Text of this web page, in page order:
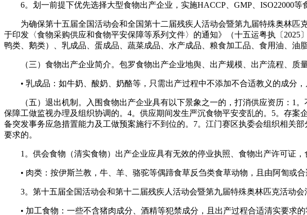
6。划一前提下优先选择大型食物出产企业，实施HACCP、GMP、ISO22000等
为确保第十五届全国活动会和全国第十二届残疾人活动会暨第九届特殊奥林匹
于印发〈食物采购供应和食物平安保障等系列文件〉的通知》（十五运粤执〔
鸭类、鹅类）、乳成品、蛋成品、蔬菜成品、水产成品、粮食加工品、食用油、油
（三）食物出产企业简介。包罗食物出产企业地舆、出产规模、出产流程、质
• 乳成品：如牛奶、酸奶、奶酪等，只需出产过程中不添加不合适教义的成分，
（五）退出机制。入围食物出产企业具有以下景象之一的，打消供应资历：1。
保障工做监视办理及组织协调的。4。供应期间发生严沉食物平安变乱的。5。存
备突发事务应急措置能力及工做预案施行不到位的。7。江门赛区执委会组织相关
要求的。
1。供会食物（清实食物）出产企业应具有无效的停业执照、食物出产许可证，
• 肉类：按伊斯兰教，牛、羊、骆驼等偶蹄食草反刍类食草动物，且由阿訇或合
3。第十五届全国活动会和第十二届残疾人活动会暨第九届特殊奥林匹克活动会
• 加工食物：一些不含猪肉成分、酒精等犯禁成分，且出产过程合适清实要求的